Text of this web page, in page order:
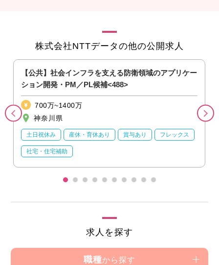
株式会社NTTデータの他の公開求人
【公共】社会インフラを支える防衛領域のアプリケー
ション開発・PM／PL候補<488>
700万~1400万
神奈川県
土日祝休み 産休・育休あり 賞与あり フレックス
社宅・住宅補助
求人を探す
職種から探す